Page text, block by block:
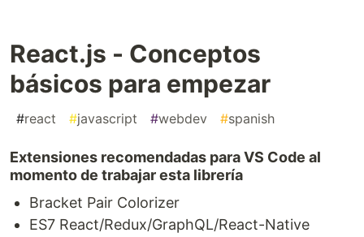
React.js - Conceptos
básicos para empezar
#react #javascript #webdev #spanish
Extensiones recomendadas para VS Code al
momento de trabajar esta librería
Bracket Pair Colorizer
ES7 React/Redux/GraphQL/React-Native